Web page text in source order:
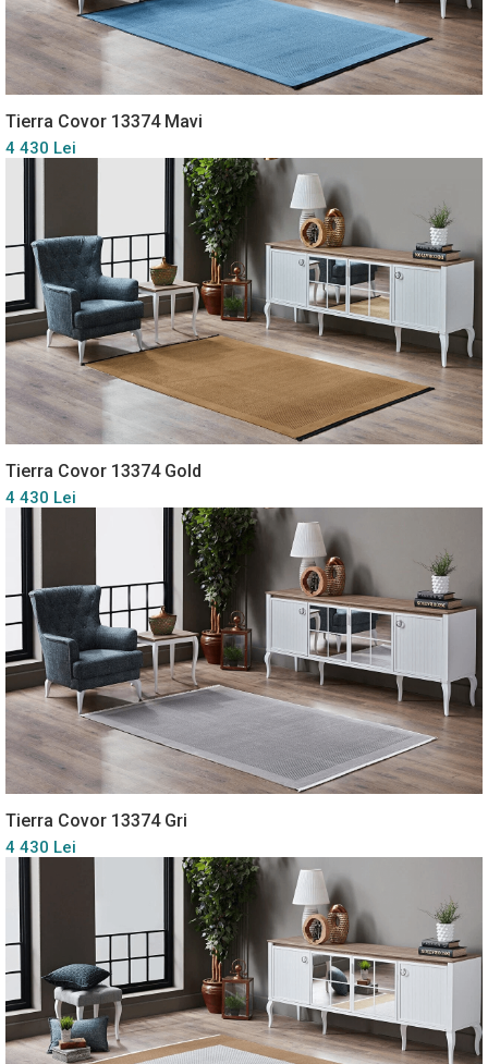
Tierra Covor 13374 Mavi
4 430 Lei
Tierra Covor 13374 Gold
4 430 Lei
Tierra Covor 13374 Gri
4 430 Lei